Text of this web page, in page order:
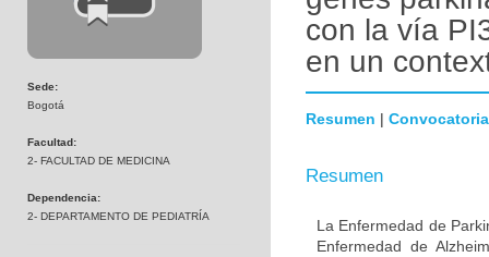
Sede:
Bogotá
Facultad:
2- FACULTAD DE MEDICINA
Dependencia:
2- DEPARTAMENTO DE PEDIATRÍA
con la vía
en un
Resumen | Convocatoria
Resumen
La Enfermedad de
Enfermedad de